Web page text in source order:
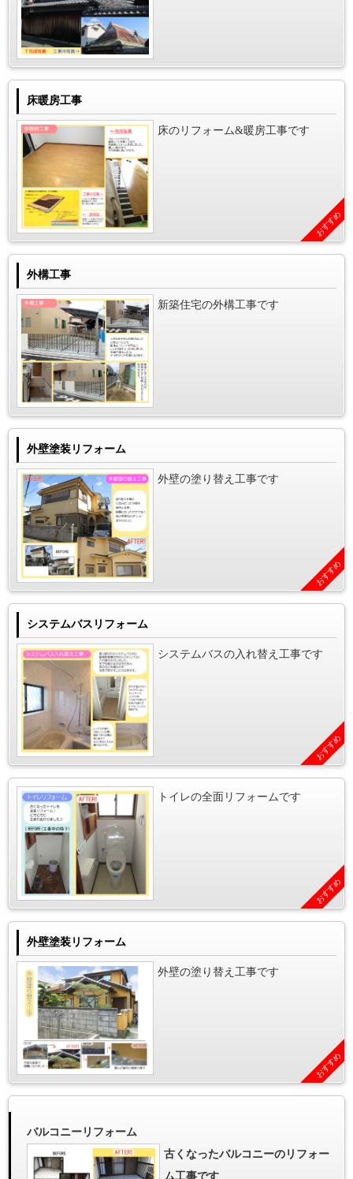
床暖房工事
床のリフォーム&暖房工事です
おすすめ
外構工事
新築住宅の外構工事です
外壁塗装リフォーム
外壁の塗り替え工事です
おすすめ
システムバスリフォーム
システムバスの入れ替え工事です
おすすめ
トイレの全面リフォームです
おすすめ
外壁塗装リフォーム
外壁の塗り替え工事です
おすすめ
バルコニーリフォーム
古くなったバルコニーのリフォー
ム工事です